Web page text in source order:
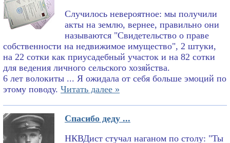
Случилось невероятное: мы получили
акты на землю, вернее, правильно они
называются "Свидетельство о праве
собственности на недвижимое имущество", 2 штуки,
на 22 сотки как приусадебный участок и на 82 сотки
для ведения личного сельского хозяйства.
6 лет волокиты ... Я ожидала от себя больше эмоций по
этому поводу. Читать далее »
Спасибо деду ...
НКВДист стучал наганом по столу: "Ты